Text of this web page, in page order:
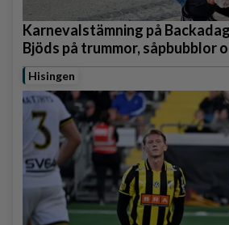
Karnevalstämning på
Bjöds på trummor, såpbubblor
Hisingen